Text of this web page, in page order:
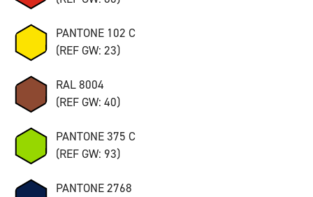
PANTONE 102 C
(REF GW: 23)
RAL 8004
(REF GW: 40)
PANTONE 375 C
(REF GW: 93)
PANTONE 2768